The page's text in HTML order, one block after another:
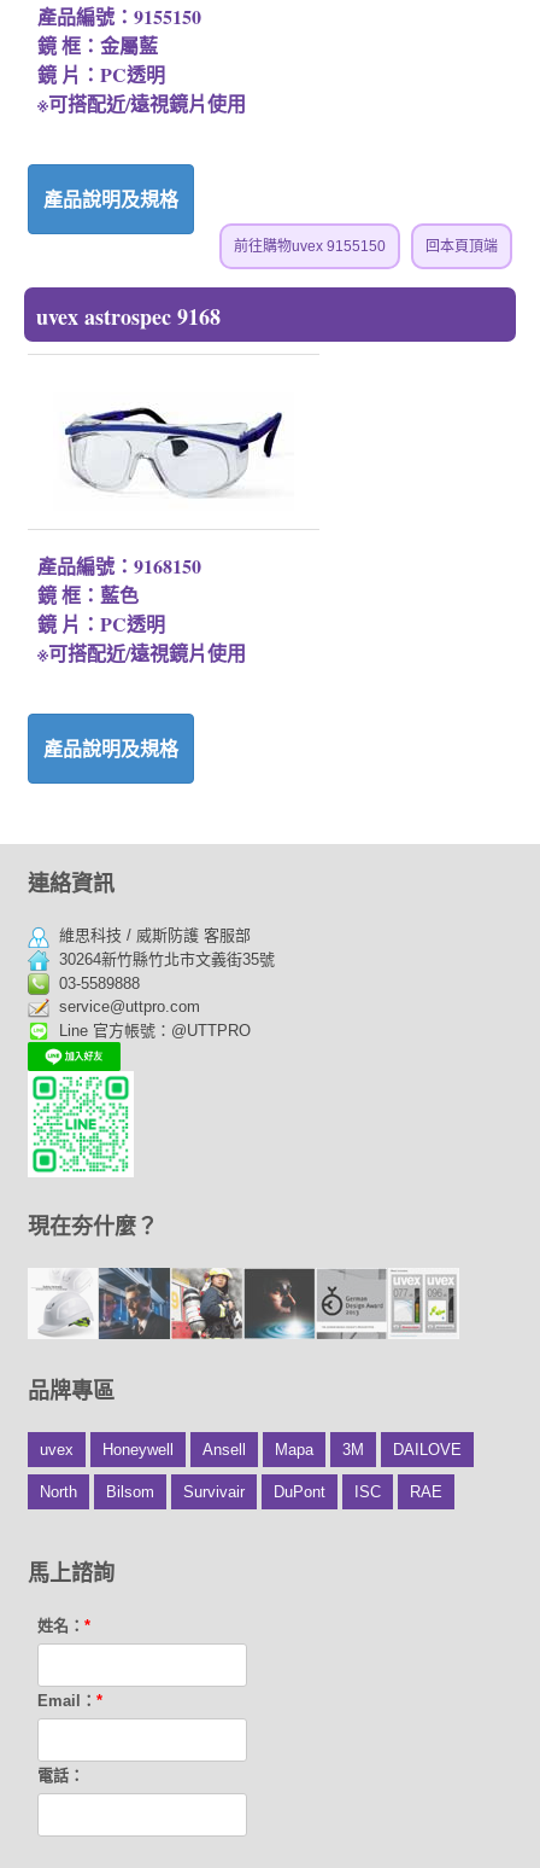
產品編號：9155150
鏡 框：金屬藍
鏡 片：PC透明
※可搭配近/遠視鏡片使用
產品說明及規格
前往購物uvex 9155150 回本頁頂端
uvex astrospec 9168
產品編號：9168150
鏡 框：藍色
鏡 片：PC透明
※可搭配近/遠視鏡片使用
產品說明及規格
連絡資訊
維思科技 / 威斯防護 客服部
30264新竹縣竹北市文義街35號
03-5589888
service@uttpro.com
Line 官方帳號：@UTTPRO
現在夯什麼？
品牌專區
uvex Honeywell Ansell Mapa 3M DAILOVE
North Bilsom Survivair DuPont ISC RAE
馬上諮詢
姓名：*
Email：*
電話：